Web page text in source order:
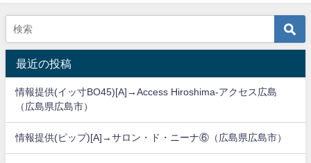
最近の投稿
情報提供(イッ寸BO45)[A]→Access Hiroshima-アクセス広島
（広島県広島市）
情報提供(ピップ)[A]→サロン・ド・ニーナ⑥（広島県広島市）